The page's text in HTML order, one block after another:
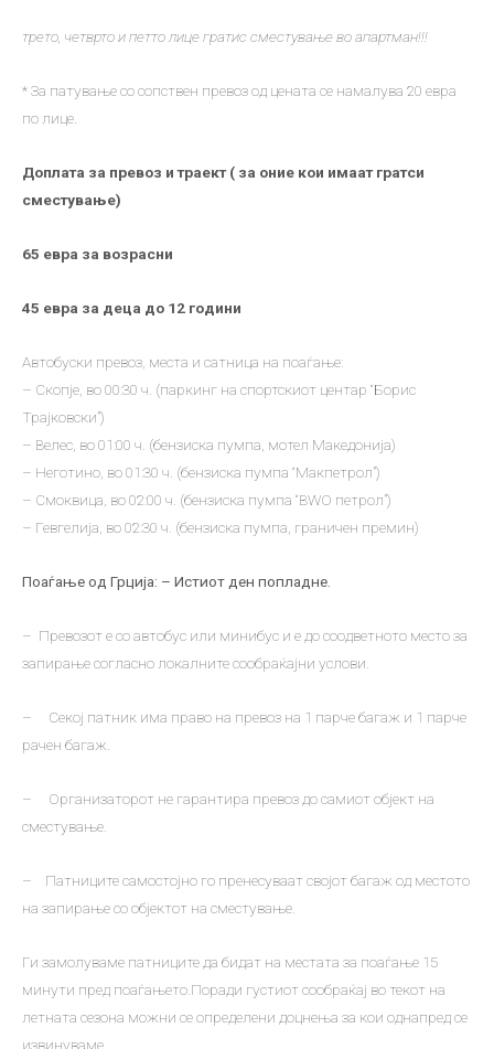
трето, четврто и петто лице гратис сместување во апартман!!!
* За патување со сопствен превоз од цената се намалува 20 евра
по лице.
Доплата за превоз и траект ( за оние кои имаат гратси
сместување)
65 евра за возрасни
45 евра за деца до 12 години
Автобуски превоз, места и сатница на поаѓање:
– Скопје, во 00:30 ч. (паркинг на спортскиот центар “Борис
Трајковски”)
– Велес, во 01:00 ч. (бензиска пумпа, мотел Македонија)
– Неготино, во 01:30 ч. (бензиска пумпа “Макпетрол”)
– Смоквица, во 02:00 ч. (бензиска пумпа “BWO петрол”)
– Гевгелија, во 02:30 ч. (бензиска пумпа, граничен премин)
Поаѓање од Грција: – Истиот ден попладне.
– Превозот е со автобус или минибус и е до соодветното место за
запирање согласно локалните сообраќајни услови.
– Секој патник има право на превоз на 1 парче багаж и 1 парче
рачен багаж.
– Организаторот не гарантира превоз до самиот објект на
сместување.
– Патниците самостојно го пренесуваат својот багаж од местото
на запирање со објектот на сместување.
Ги замолуваме патниците да бидат на местата за поаѓање 15
минути пред поаѓањето.Поради густиот сообраќај во текот на
летната сезона можни се определени доцнења за кои однапред се
извинуваме.